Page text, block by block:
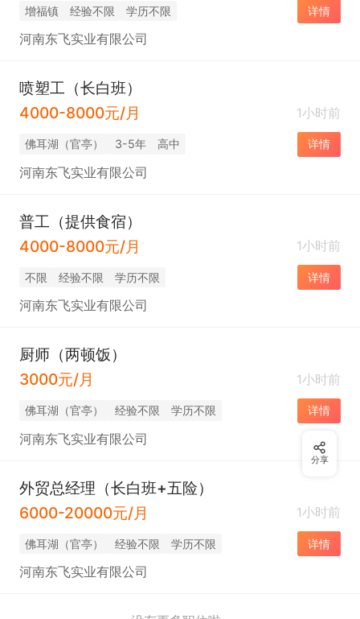
增福镇 经验不限 学历不限 详情
河南东飞实业有限公司
喷塑工（长白班）
4000-8000元/月
1小时前
佛耳湖（官亭） 3-5年 高中 详情
河南东飞实业有限公司
普工（提供食宿）
4000-8000元/月
1小时前
不限 经验不限 学历不限 详情
河南东飞实业有限公司
厨师（两顿饭）
3000元/月
1小时前
佛耳湖（官亭） 经验不限 学历不限 详情
河南东飞实业有限公司
外贸总经理（长白班+五险）
6000-20000元/月
1小时前
佛耳湖（官亭） 经验不限 学历不限 详情
河南东飞实业有限公司
分享